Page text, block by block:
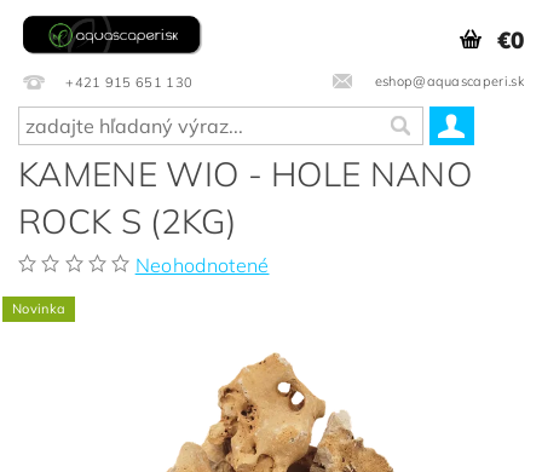
+421 915 651 130 eshop@aquascaperi.sk
€0
KAMENE WIO - HOLE NANO
ROCK S (2KG)
Neohodnotené
Novinka